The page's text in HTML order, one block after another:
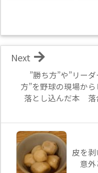
”勝ち方”や”リー
方”を野球の現場か
落とし込んだ本 落
Next
皮を
意外